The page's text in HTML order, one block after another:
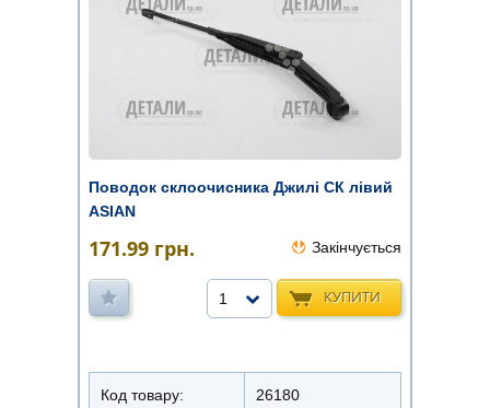
Поводок склоочисника Джилі СК лівий
ASIAN
171.99 грн. Закінчується
КУПИТИ
1
Код товару: 26180